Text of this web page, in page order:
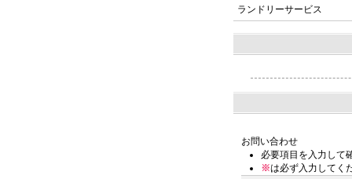
ランドリーサービス
お問い合わせ
必要項目を入力して
※は必ず入力してく